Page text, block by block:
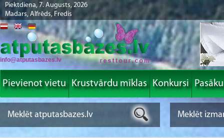
Piektdiena, 7. Augusts, 2026
Madars, Alfrēds, Fredis
info@atputasbazes.lv
Pievienot vietu Krustvārdu mīklas Konkursi